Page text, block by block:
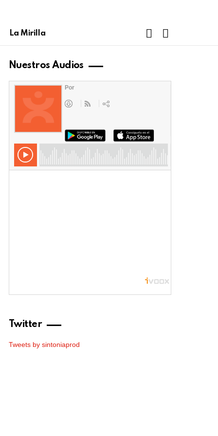
La Mirilla
FOLLOW
Nuestros Audios
Twitter
Tweets by sintoniaprod